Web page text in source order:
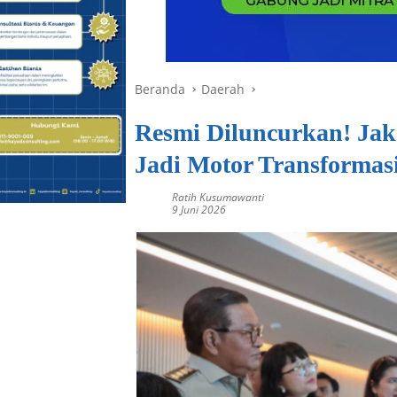
Beranda Daerah
Resmi Diluncurkan!
Jadi Motor
Ratih Kusumawanti
9 Juni 2026